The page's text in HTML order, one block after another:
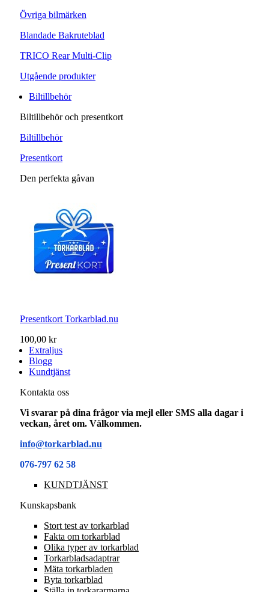
Övriga bilmärken
Blandade Bakruteblad
TRICO Rear Multi-Clip
Utgående produkter
Biltillbehör
Biltillbehör och presentkort
Biltillbehör
Presentkort
Den perfekta gåvan
Presentkort Torkarblad.nu
100,00 kr
Extraljus
Blogg
Kundtjänst
Kontakta oss
Vi svarar på dina frågor via mejl eller SMS alla dagar i
veckan, året om. Välkommen.
info@torkarblad.nu
076-797 62 58
KUNDTJÄNST
Kunskapsbank
Stort test av torkarblad
Fakta om torkarblad
Olika typer av torkarblad
Torkarbladsadaptrar
Mäta torkarbladen
Byta torkarblad